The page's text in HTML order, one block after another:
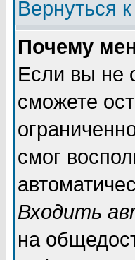
Вернуться
Почему
Если вы не
сможете
смог
Входить
на